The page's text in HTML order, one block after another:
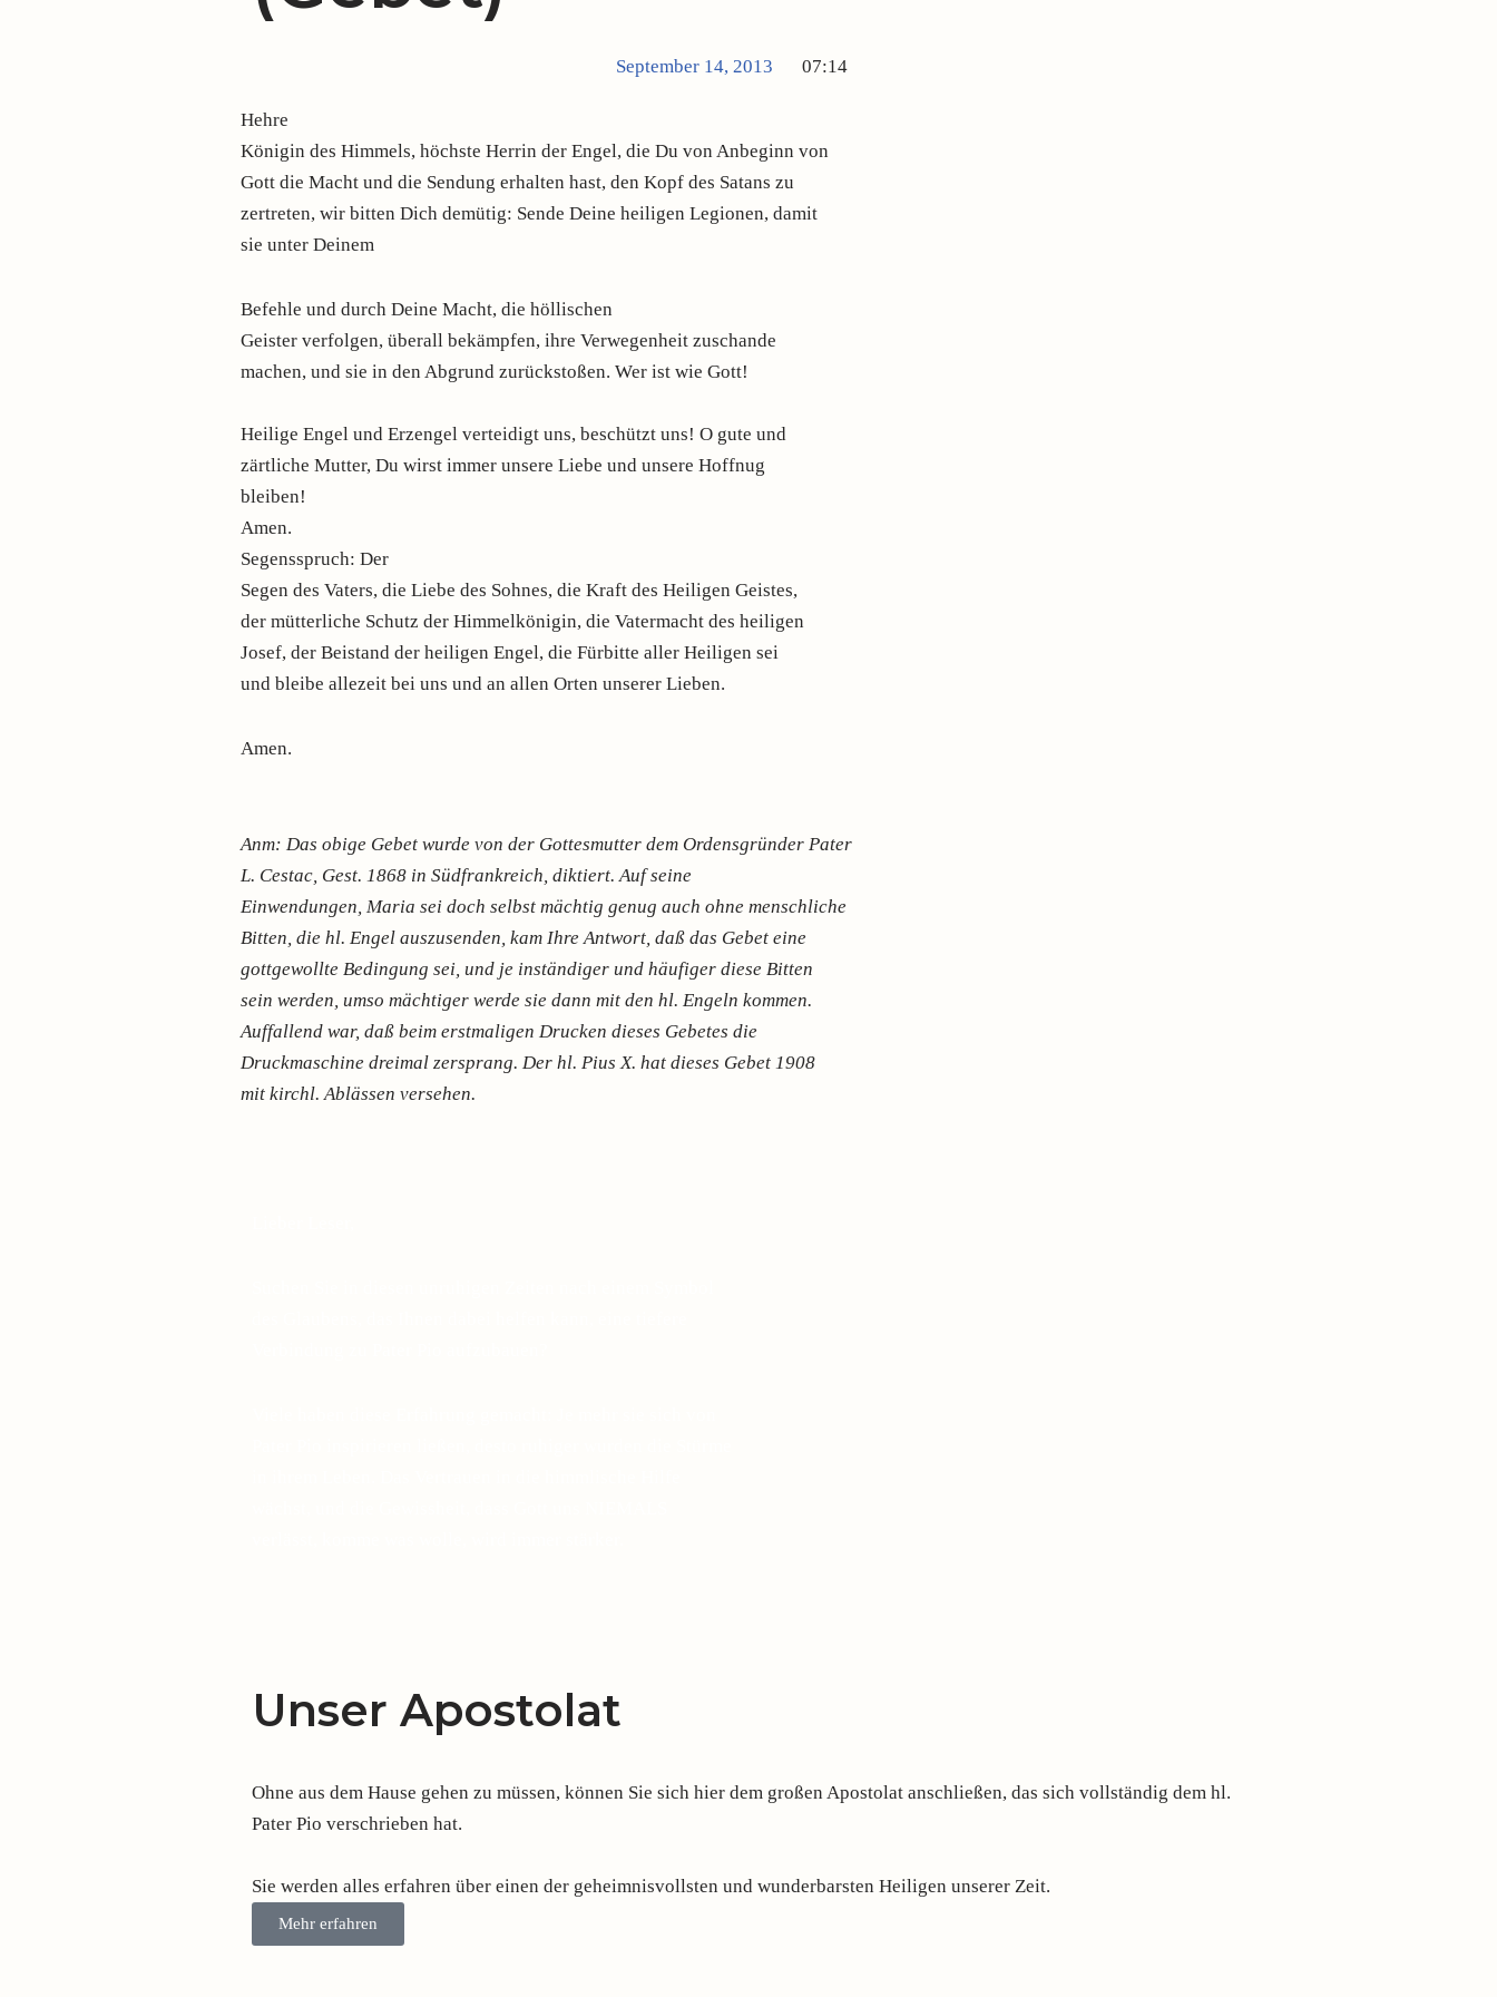
September 14, 2013 07:14
Hehre
Königin des Himmels, höchste Herrin der Engel, die Du von Anbeginn von
Gott die Macht und die Sendung erhalten hast, den Kopf des Satans zu
zertreten, wir bitten Dich demütig: Sende Deine heiligen Legionen, damit
sie unter Deinem
Befehle und durch Deine Macht, die höllischen
Geister verfolgen, überall bekämpfen, ihre Verwegenheit zuschande
machen, und sie in den Abgrund zurückstoßen. Wer ist wie Gott!
Heilige Engel und Erzengel verteidigt uns, beschützt uns! O gute und
zärtliche Mutter, Du wirst immer unsere Liebe und unsere Hoffnug
bleiben!
Amen.
Segensspruch: Der
Segen des Vaters, die Liebe des Sohnes, die Kraft des Heiligen Geistes,
der mütterliche Schutz der Himmelkönigin, die Vatermacht des heiligen
Josef, der Beistand der heiligen Engel, die Fürbitte aller Heiligen sei
und bleibe allezeit bei uns und an allen Orten unserer Lieben.
Amen.
Anm: Das obige Gebet wurde von der Gottesmutter dem Ordensgründer Pater
L. Cestac, Gest. 1868 in Südfrankreich, diktiert. Auf seine
Einwendungen, Maria sei doch selbst mächtig genug auch ohne menschliche
Bitten, die hl. Engel auszusenden, kam Ihre Antwort, daß das Gebet eine
gottgewollte Bedingung sei, und je inständiger und häufiger diese Bitten
sein werden, umso mächtiger werde sie dann mit den hl. Engeln kommen.
Auffallend war, daß beim erstmaligen Drucken dieses Gebetes die
Druckmaschine dreimal zersprang. Der hl. Pius X. hat dieses Gebet 1908
mit kirchl. Ablässen versehen.
Unser Apostolat
Ohne aus dem Hause gehen zu müssen, können Sie sich hier dem großen Apostolat anschließen, das sich vollständig dem hl.
Pater Pio verschrieben hat.
Sie werden alles erfahren über einen der geheimnisvollsten und wunderbarsten Heiligen unserer Zeit.
Mehr erfahren